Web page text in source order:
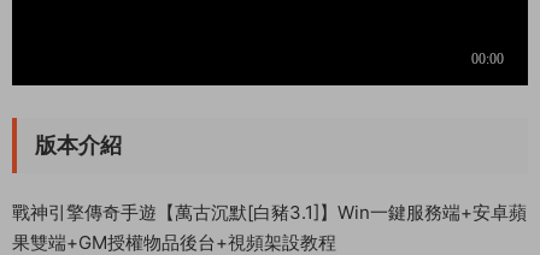
版本介紹
戰神引擎傳奇手遊【萬古沉默[白豬3.1]】Win一鍵服務端+安卓蘋
果雙端+GM授權物品後台+視頻架設教程